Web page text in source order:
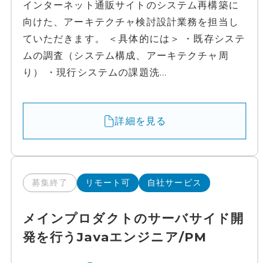
インターネット通販サイトのシステム再構築に
向けた、アーキテクチャ検討設計業務を担当し
ていただきます。 ＜具体的には＞ ・既存システ
ムの調査（システム構成、アーキテクチャ周
り） ・現行システムの課題洗...
詳細を見る
募集終了 リモート可 自社サービス
メインプロダクトのサーバサイド開
発を行うJavaエンジニア/PM